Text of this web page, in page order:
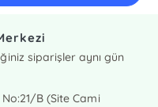
siparişler aynı gün
B (Site Cami